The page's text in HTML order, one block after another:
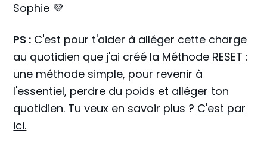
Sophie 💜
PS : C'est pour t'aider à alléger cette charge
au quotidien que j'ai créé la Méthode RESET :
une méthode simple, pour revenir à
l'essentiel, perdre du poids et alléger ton
quotidien. Tu veux en savoir plus ? C'est par
ici.